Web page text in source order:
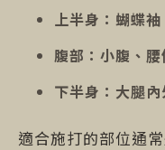
上半身：蝴蝶
腹部：小腹、腰
下半身：大腿內
適合施打的部位通